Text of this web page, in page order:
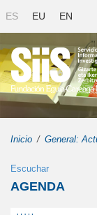
ES EU EN
Inicio General:
Escuchar
AGENDA